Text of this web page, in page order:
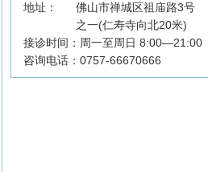
地址：
佛山市禅城区祖庙路3号
之一(仁寿寺向北20米)
接诊时间：周一至周日 8:00—21:00
咨询电话：0757-66670666